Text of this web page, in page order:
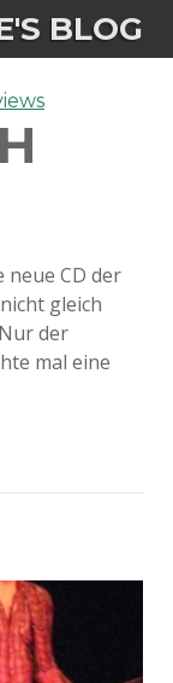
BLOG
neue CD der
gleich
der
mal eine